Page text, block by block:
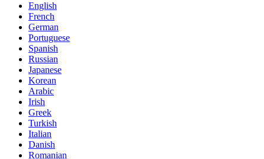
English
French
German
Portuguese
Spanish
Russian
Japanese
Korean
Arabic
Irish
Greek
Turkish
Italian
Danish
Romanian